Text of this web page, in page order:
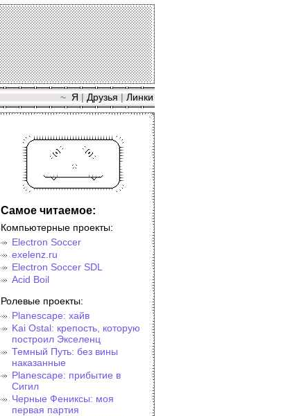
~ Я | Друзья | Линки
Самое читаемое:
Компьютерные проекты:
Electron Soccer
exelenz.ru
Electron Soccer SDL
Acid Boil
Ролевые проекты:
Planescape: хайв
Kai Ostal: крепость, которую
построил Экселенц
Темный Путь: без вины
наказанные
Planescape: прибытие в
Сигил
Черные Фениксы: моя
первая партия